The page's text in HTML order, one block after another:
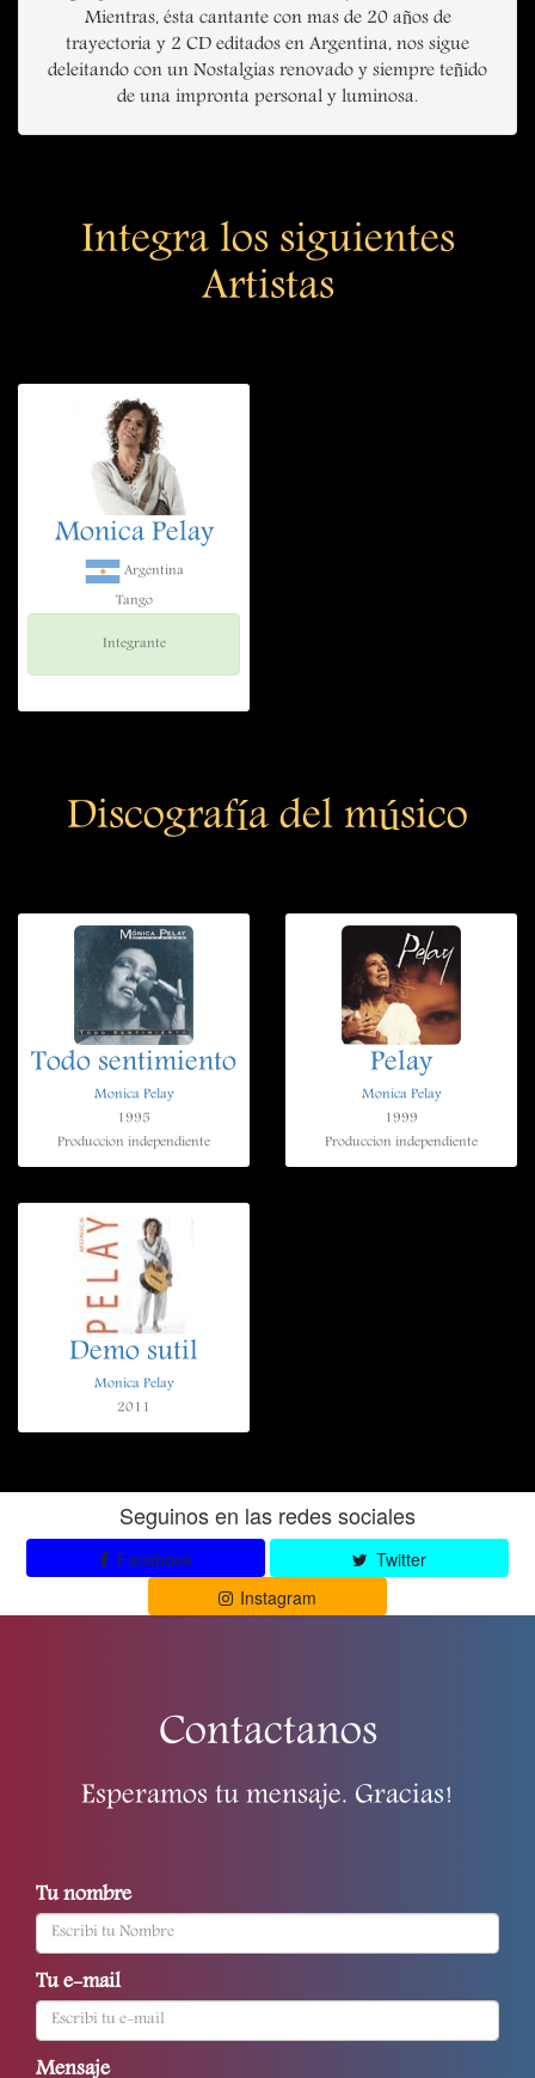
Mientras, ésta cantante con mas de 20 años de
trayectoria y 2 CD editados en Argentina, nos sigue
deleitando con un Nostalgias renovado y siempre teñido
de una impronta personal y luminosa.
Integra los siguientes
Artistas
Monica Pelay
Argentina
Tango
Integrante
Discografía del músico
Todo sentimiento
Monica Pelay
1995
Produccion independiente
Pelay
Monica Pelay
1999
Produccion independiente
Demo sutil
Monica Pelay
2011
Seguinos en las redes sociales
Facebook
Twitter
Instagram
Contactanos
Esperamos tu mensaje. Gracias!
Tu nombre
Tu e-mail
Mensaje